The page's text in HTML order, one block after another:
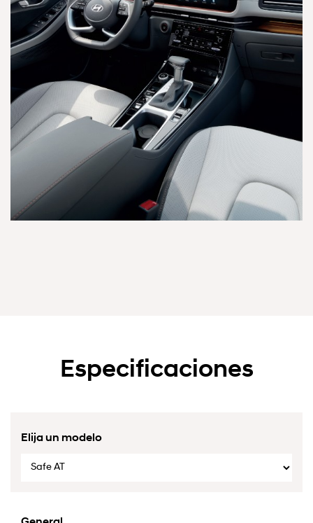
Especificaciones
Elija un modelo